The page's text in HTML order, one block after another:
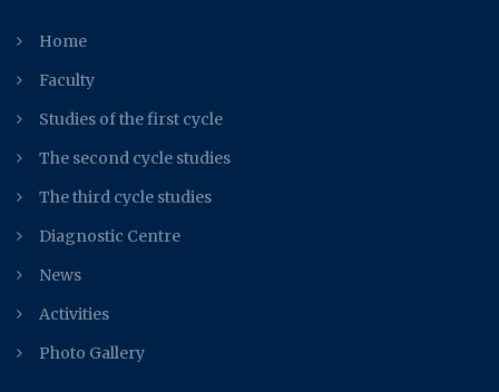
Home
Faculty
Studies of the first cycle
The second cycle studies
The third cycle studies
Diagnostic Centre
News
Activities
Photo Gallery